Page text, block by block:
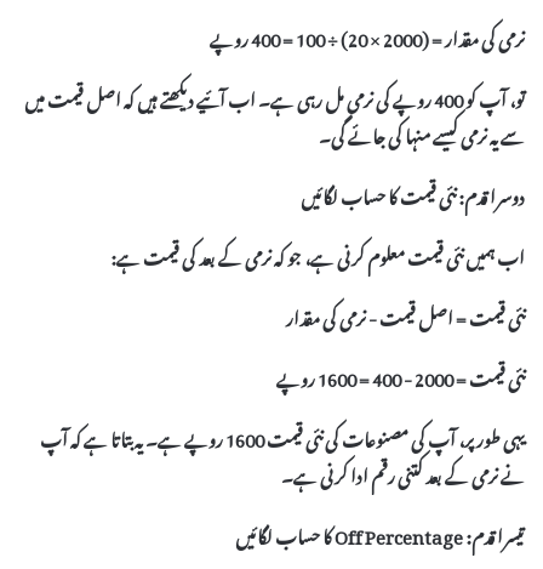
نرمی کی مقدار = (2000 × 20) ÷ 100 = 400 روپے
تو، آپ کو 400 روپے کی
نرمیمل رہی ہے۔ اب آئیے دیکھتے ہیں کہ اصل قیمت میں
سے یہنرمیکیسے منہا کی جائے گی۔
دوسرا قدم: نئی قیمت کا حساب لگائیں
اب ہمیں نئی قیمت معلوم کرنی ہے، جو کہنرمیکے بعد کی قیمت ہے:
نئی قیمت = اصل قیمت - نرمی کی مقدار
نئی قیمت = 2000 - 400 = 1600 روپے
یہی طور پر، آپ کی مصنوعات کی نئی قیمت 1600 روپے ہے۔ یہ بتاتا ہے کہ آپ
نےنرمیکے بعد کتنی رقم ادا کرنی ہے۔
تیسرا قدم: Off Percentage کا حساب لگائیں